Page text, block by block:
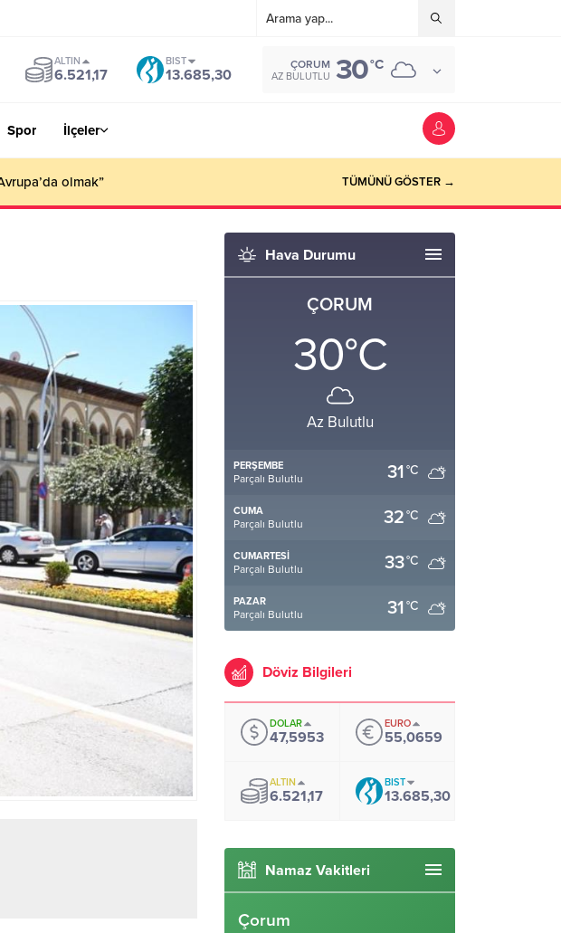
ALTIN
6.521,17
BIST
13.685,30
ÇORUM
AZ BULUTLU 30°C
Spor İlçeler
TÜMÜNÜ GÖSTER →
Hava Durumu
ÇORUM
30°C
Az Bulutlu
PERŞEMBE
Parçalı Bulutlu 31°C
CUMA
Parçalı Bulutlu 32°C
CUMARTESI
Parçalı Bulutlu 33°C
PAZAR
Parçalı Bulutlu 31°C
Döviz Bilgileri
DOLAR
47,5953
EURO
55,0659
ALTIN
6.521,17
BIST
13.685,30
Namaz Vakitleri
Çorum